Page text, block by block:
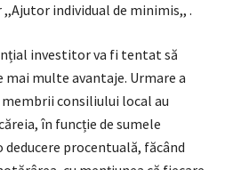
,,Ajutor individual de minimis,, .
investitor va fi tentat să
mai multe avantaje. Urmare a
consiliului local au
în funcție de sumele
procentuală, făcând